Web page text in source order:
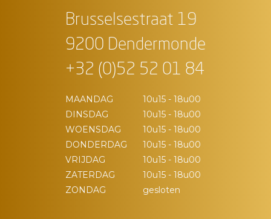
Brusselsestraat 19
9200 Dendermonde
+32 (0)52 52 01 84
MAANDAG
10u15 - 18u00
DINSDAG
10u15 - 18u00
WOENSDAG
10u15 - 18u00
DONDERDAG
10u15 - 18u00
VRIJDAG
10u15 - 18u00
ZATERDAG
10u15 - 18u00
ZONDAG
gesloten